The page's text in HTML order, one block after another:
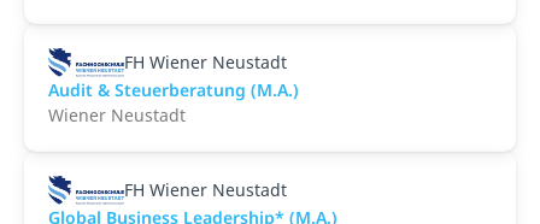
FH Wiener Neustadt
Audit & Steuerberatung (M.A.)
Wiener Neustadt
FH Wiener Neustadt
Global Business Leadership* (M.A.)